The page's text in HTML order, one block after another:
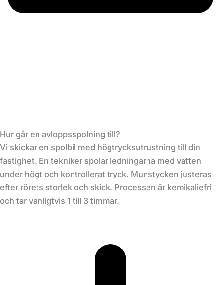
Hur går en avloppsspolning till?
Vi skickar en spolbil med högtrycksutrustning till din
fastighet. En tekniker spolar ledningarna med vatten
under högt och kontrollerat tryck. Munstycken justeras
efter rörets storlek och skick. Processen är kemikaliefri
och tar vanligtvis 1 till 3 timmar.